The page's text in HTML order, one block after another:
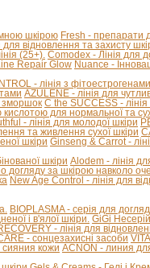
шкірою Fresh - препарати
для відновлення та захисту
(25+). Comodex - Лінія для
Repair Glow Nuance -
- лінія з
AZULENE - лінія для
зморшок C the SUCCESS -
кислотою для нормальної та
- лінія для молодої шкіри
та живлення сухої шкіри
шкіри Ginseng & Carrot -
шкіри Alodem - лінія
догляду за шкірою навколо
New Age Control - лінія для
BIOPLASMA - серія для
і в'ялої шкіри. GiGi
- лінія для
- сонцезахисні засоби
кожи ACNON - линия